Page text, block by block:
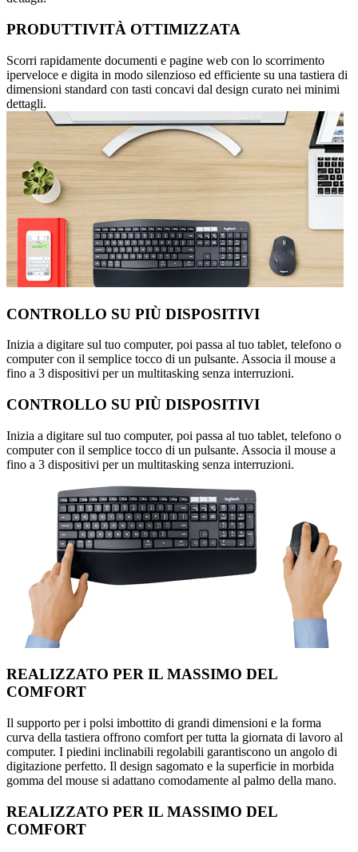
PRODUTTIVITÀ OTTIMIZZATA
Scorri rapidamente documenti e pagine web con lo scorrimento
iperveloce e digita in modo silenzioso ed efficiente su una tastiera di
dimensioni standard con tasti concavi dal design curato nei minimi
dettagli.
CONTROLLO SU PIÙ DISPOSITIVI
Inizia a digitare sul tuo computer, poi passa al tuo tablet, telefono o
computer con il semplice tocco di un pulsante. Associa il mouse a
fino a 3 dispositivi per un multitasking senza interruzioni.
CONTROLLO SU PIÙ DISPOSITIVI
Inizia a digitare sul tuo computer, poi passa al tuo tablet, telefono o
computer con il semplice tocco di un pulsante. Associa il mouse a
fino a 3 dispositivi per un multitasking senza interruzioni.
REALIZZATO PER IL MASSIMO DEL
COMFORT
Il supporto per i polsi imbottito di grandi dimensioni e la forma
curva della tastiera offrono comfort per tutta la giornata di lavoro al
computer. I piedini inclinabili regolabili garantiscono un angolo di
digitazione perfetto. Il design sagomato e la superficie in morbida
gomma del mouse si adattano comodamente al palmo della mano.
REALIZZATO PER IL MASSIMO DEL
COMFORT